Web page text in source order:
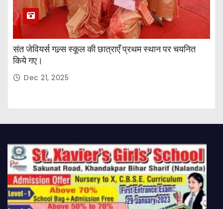
संत जेवियर्स गल्र्स स्कूल की छात्र‌ाएँ प्रथम स्थान पर चयनित
किये गए।
Dec 21, 2025